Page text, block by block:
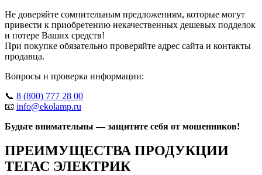
Не доверяйте сомнительным предложениям, которые могут
привести к приобретению некачественных дешевых подделок
и потере Ваших средств!
При покупке обязательно проверяйте адрес сайта и контакты
продавца.
Вопросы и проверка информации:
📞 8 (800) 777 28 00
📧 info@ekolamp.ru
Будьте внимательны — защитите себя от мошенников!
ПРЕИМУЩЕСТВА ПРОДУКЦИИ
ТЕГАС ЭЛЕКТРИК